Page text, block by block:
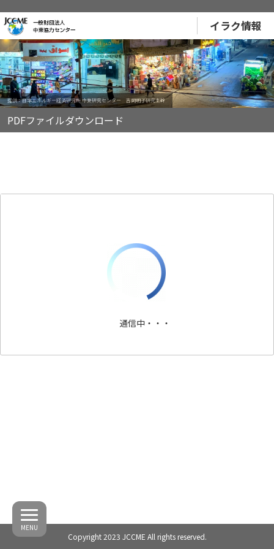
イラク情報
提供：日本エネルギー経済研究所 中東研究センター 吉岡明子研究主幹
MENU
PDFファイルダウンロード
Copyright 2023 JCCME All rights reserved.
通信中・・・